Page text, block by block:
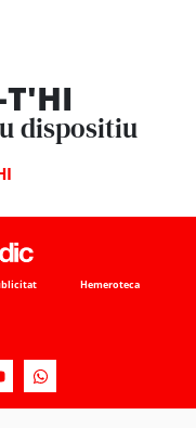
T'HI
dispositiu
Hemeroteca